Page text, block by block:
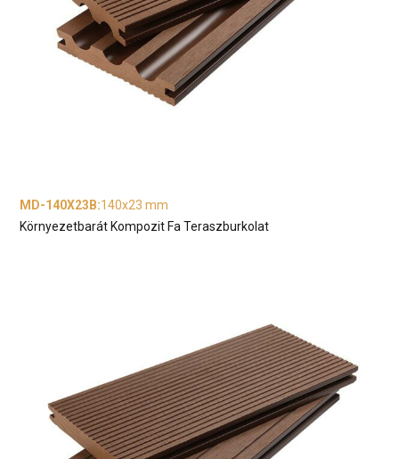
MD-140X23B:140x23 mm
Környezetbarát Kompozit Fa Teraszburkolat